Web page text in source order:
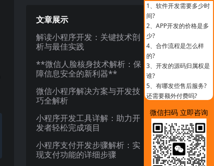
文章展示
解读小程序开发：关键技术剖
析与最佳实践
**微信人脸核身技术解析：保
障信息安全的新利器**
微信小程序解决方案与开发技
巧全解析
小程序开发工具详解：助力开
发者轻松完成项目
小程序支付开发步骤解析：实
现支付功能的详细步骤
1、 软件开发需要多少时
间?
2、 APP开发的价格是多
少?
4、 合作流程是怎么样
的?
3、 开发的源码归属权是
谁?
5、 有哪发些售后服务?
还需要额外付费吗?
微信扫码 立即咨询